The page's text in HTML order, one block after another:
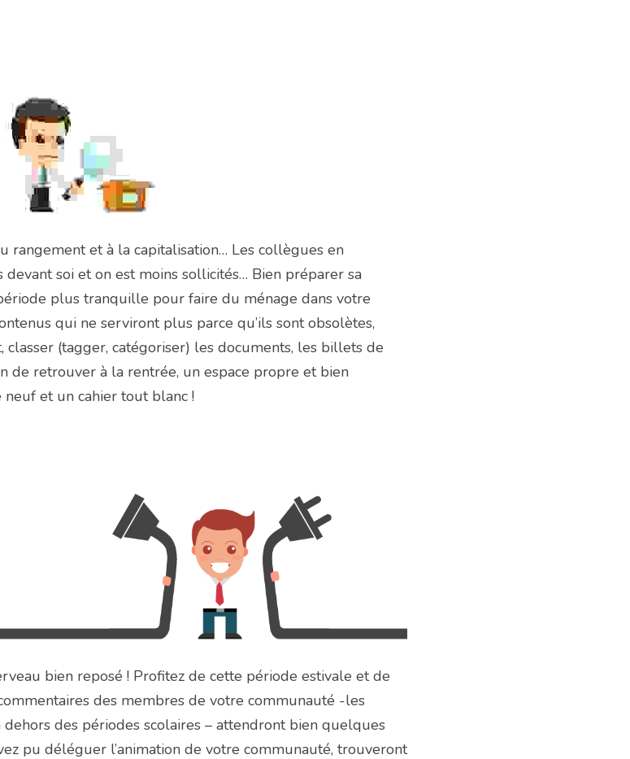
rangement et à la capitalisation… Les collègues en
soi et on est moins sollicités… Bien préparer sa
plus tranquille pour faire du ménage dans votre
qui ne serviront plus parce qu’ils sont obsolètes,
(tagger, catégoriser) les documents, les billets de
de retrouver à la rentrée, un espace propre et bien
et un cahier tout blanc !
bien reposé ! Profitez de cette période estivale et de
des membres de votre communauté -les
dehors des périodes scolaires – attendront bien quelques
pu déléguer l’animation de votre communauté, trouveront